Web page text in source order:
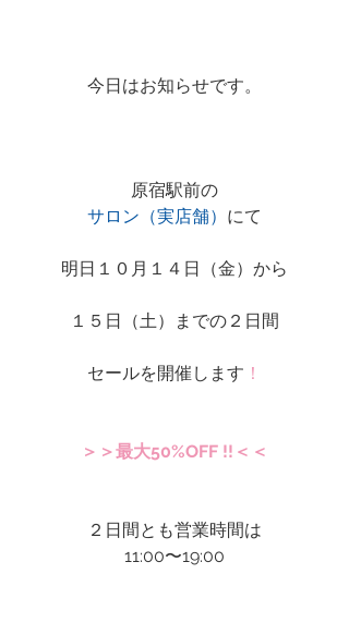
今日はお知らせです。
原宿駅前の
サロン（実店舗） にて
明日１０月１４日（金）から
１５日（土）までの２日間
セールを開催します ！
＞＞最大50%OFF !!＜＜
２日間とも営業時間は
11:00〜19:00